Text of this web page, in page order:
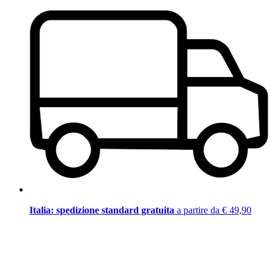
Italia: spedizione standard gratuita a partire da € 49,90